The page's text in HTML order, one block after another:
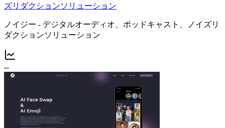
ズリダクションソリューション
ノイジー - デジタルオーディオ、ポッドキャスト、ノイズリ
ダクションソリューション
--